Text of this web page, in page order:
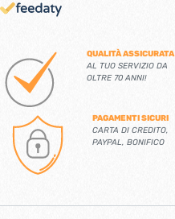
QUALITÀ ASSICURATA
AL TUO SERVIZIO DA
OLTRE 70 ANNI!
PAGAMENTI SICURI
CARTA DI CREDITO,
PAYPAL, BONIFICO